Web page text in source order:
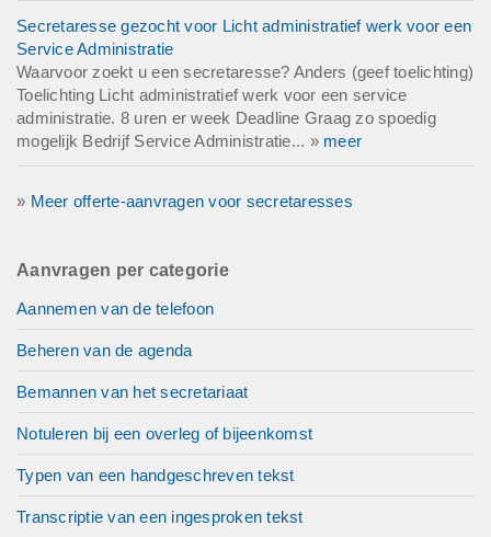
Secretaresse gezocht voor Licht administratief werk voor een
Service Administratie
Waarvoor zoekt u een secretaresse? Anders (geef toelichting)
Toelichting Licht administratief werk voor een service
administratie. 8 uren er week Deadline Graag zo spoedig
mogelijk Bedrijf Service Administratie... » meer
» Meer offerte-aanvragen voor secretaresses
Aanvragen per categorie
Aannemen van de telefoon
Beheren van de agenda
Bemannen van het secretariaat
Notuleren bij een overleg of bijeenkomst
Typen van een handgeschreven tekst
Transcriptie van een ingesproken tekst